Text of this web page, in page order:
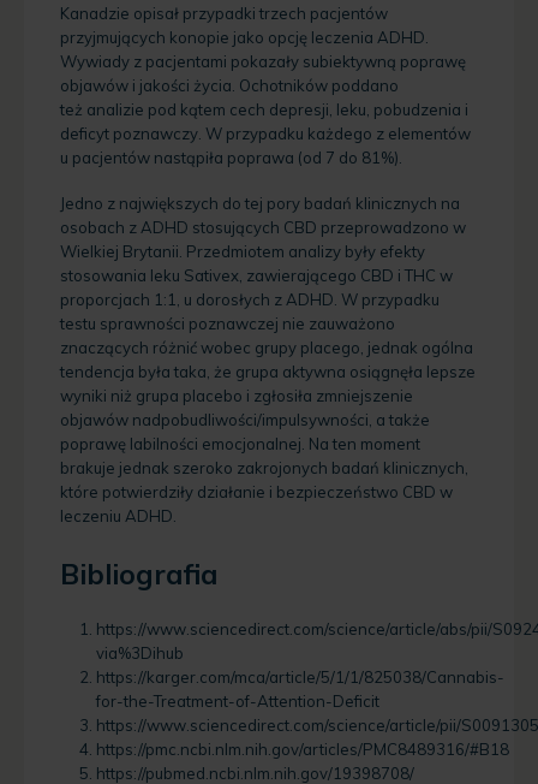
Kanadzie opisał przypadki trzech pacjentów
przyjmujących konopie jako opcję leczenia ADHD.
Wywiady z pacjentami pokazały subiektywną poprawę
objawów i jakości życia. Ochotników poddano
też analizie pod kątem cech depresji, leku, pobudzenia i
deficyt poznawczy. W przypadku każdego z elementów
u pacjentów nastąpiła poprawa (od 7 do 81%).
Jedno z największych do tej pory badań klinicznych na
osobach z ADHD stosujących CBD przeprowadzono w
Wielkiej Brytanii. Przedmiotem analizy były efekty
stosowania leku Sativex, zawierającego CBD i THC w
proporcjach 1:1, u dorosłych z ADHD. W przypadku
testu sprawności poznawczej nie zauważono
znaczących różnić wobec grupy placego, jednak ogólna
tendencja była taka, że ​​grupa aktywna osiągnęła lepsze
wyniki niż grupa placebo i zgłosiła zmniejszenie
objawów nadpobudliwości/impulsywności, a także
poprawę labilności emocjonalnej. Na ten moment
brakuje jednak szeroko zakrojonych badań klinicznych,
które potwierdziły działanie i bezpieczeństwo CBD w
leczeniu ADHD.
Bibliografia
https://www.sciencedirect.com/science/article/abs/pii/
via%3Dihub
https://karger.com/mca/article/5/1/1/825038/Cannabis-
for-the-Treatment-of-Attention-Deficit
https://www.sciencedirect.com/science/article/pii/
https://pmc.ncbi.nlm.nih.gov/articles/PMC8489316/#B18
https://pubmed.ncbi.nlm.nih.gov/19398708/